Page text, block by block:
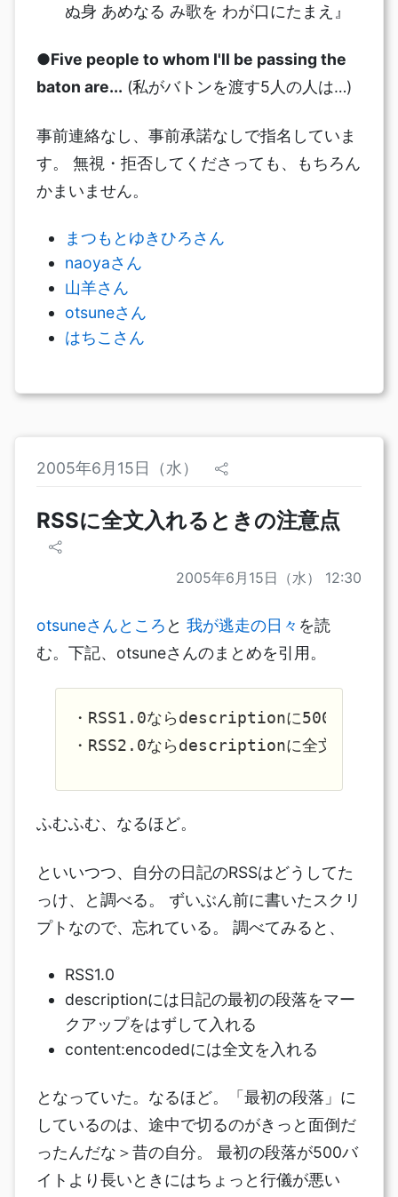
ぬ身 あめなる み歌を わが口にたまえ』
●Five people to whom I'll be passing the
baton are... (私がバトンを渡す5人の人は…)
事前連絡なし、事前承諾なしで指名していま
す。 無視・拒否してくださっても、もちろん
かまいません。
まつもとゆきひろさん
naoyaさん
山羊さん
otsuneさん
はちこさん
2005年6月15日（水）
RSSに全文入れるときの注意点
2005年6月15日（水） 12:30
otsuneさんところ と 我が逃走の日々 を読
む。下記、otsuneさんのまとめを引用。
・RSS1.0ならdescriptionに500byteで
ふむふむ、なるほど。
といいつつ、自分の日記のRSSはどうしてた
っけ、と調べる。 ずいぶん前に書いたスクリ
プトなので、忘れている。 調べてみると、
RSS1.0
descriptionには日記の最初の段落をマー
クアップをはずして入れる
content:encodedには全文を入れる
となっていた。なるほど。「最初の段落」に
しているのは、途中で切るのがきっと面倒だ
ったんだな＞昔の自分。 最初の段落が500バ
イトより長いときにはちょっと行儀が悪い